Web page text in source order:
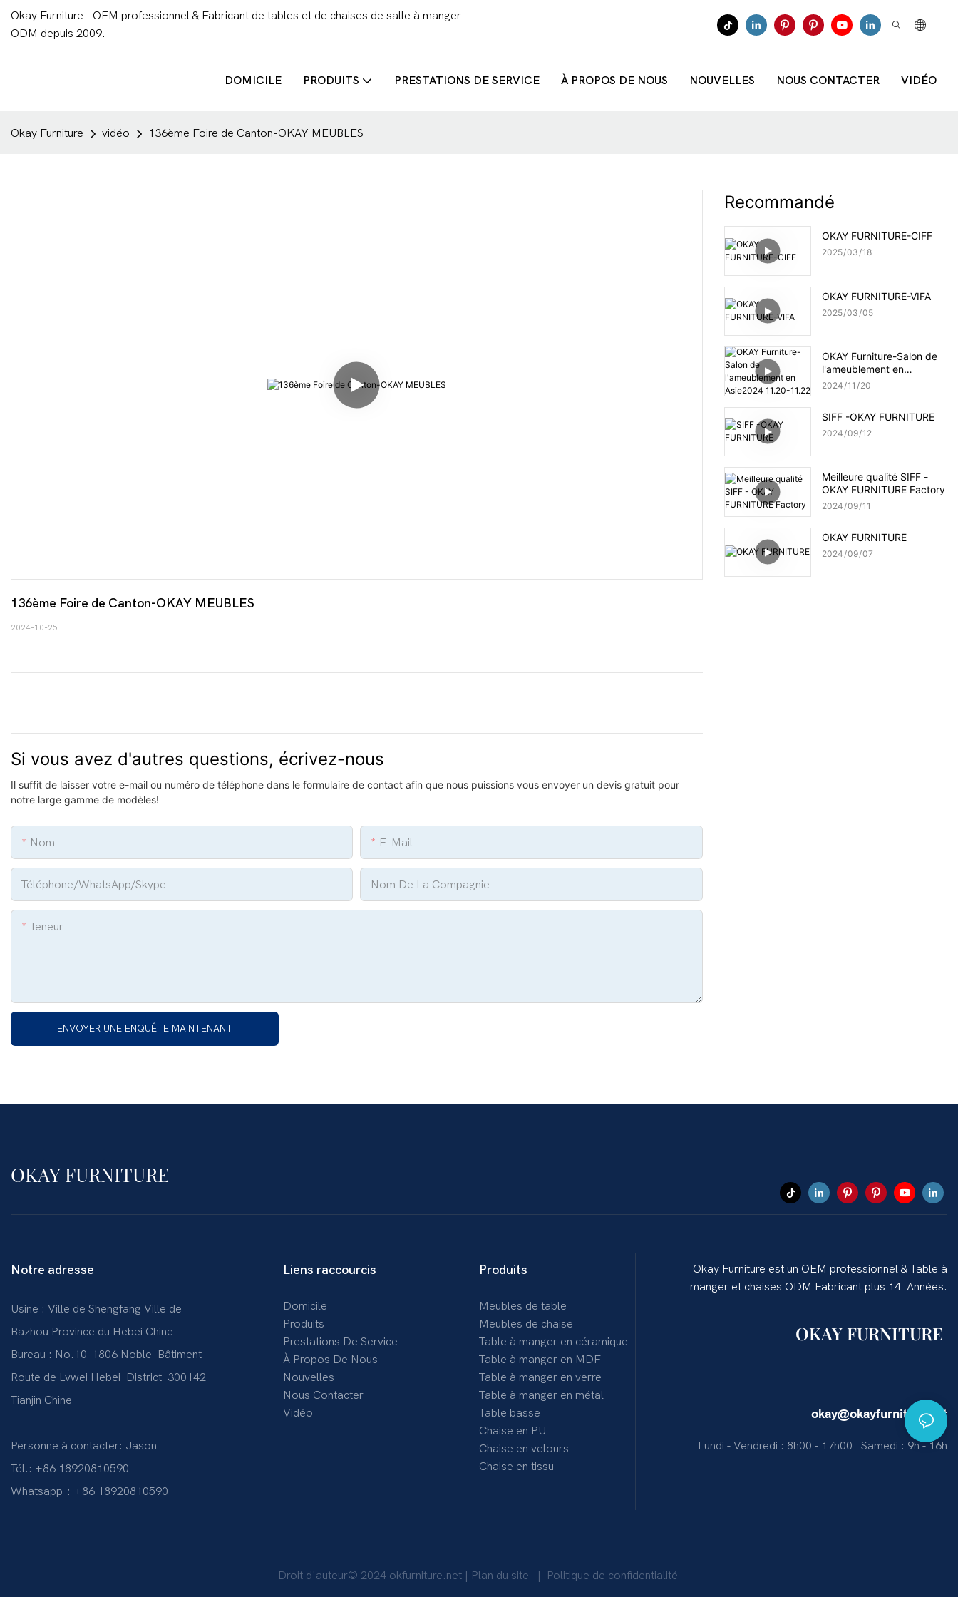
Okay Furniture - OEM professionnel & Fabricant de tables et de chaises de salle à manger
ODM depuis 2009.
DOMICILE PRODUITS PRESTATIONS DE SERVICE À PROPOS DE NOUS NOUVELLES NOUS CONTACTER VIDÉO
Okay Furniture vidéo 136ème Foire de Canton-OKAY MEUBLES
136ème Foire de Canton-OKAY MEUBLES
2024-10-25
Si vous avez d'autres questions, écrivez-nous
Il suffit de laisser votre e-mail ou numéro de téléphone dans le formulaire de contact afin que nous puissions vous envoyer un devis gratuit pour
notre large gamme de modèles!
Nom E-Mail
Téléphone/WhatsApp/Skype Nom De La Compagnie
Teneur
ENVOYER UNE ENQUÊTE MAINTENANT
Recommandé
OKAY FURNITURE-CIFF
2025 03 18
OKAY FURNITURE-VIFA
2025 03 05
OKAY Furniture-Salon de
l'ameublement en
Asie2024 11.20-11.22
2024 11 20
SIFF -OKAY FURNITURE
2024 09 12
Meilleure qualité SIFF -
OKAY FURNITURE Factory
2024 09 11
OKAY FURNITURE
2024 09 07
OKAY FURNITURE
Notre adresse
Usine : Ville de Shengfang Ville de
Bazhou Province du Hebei Chine
Bureau : No.10-1806 Noble Bâtiment
Route de Lvwei Hebei District 300142
Tianjin Chine
Personne à contacter: Jason
Tél.: +86 18920810590
Whatsapp：+86 18920810590
Liens raccourcis
Domicile
Produits
Prestations De Service
À Propos De Nous
Nouvelles
Nous Contacter
Vidéo
Produits
Meubles de table
Meubles de chaise
Table à manger en céramique
Table à manger en MDF
Table à manger en verre
Table à manger en métal
Table basse
Chaise en PU
Chaise en velours
Chaise en tissu
Okay Furniture est un OEM professionnel & Table à
manger et chaises ODM Fabricant plus 14 Années.
OKAY FURNITURE
okay@okayfurniture.net
Lundi - Vendredi : 8h00 - 17h00 Samedi : 9h - 16h
Droit d'auteur© 2024 okfurniture.net Plan du site Politique de confidentialité